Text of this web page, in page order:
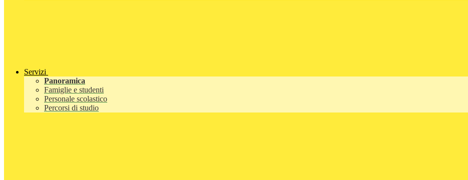
Servizi
Panoramica
Famiglie e studenti
Personale scolastico
Percorsi di studio